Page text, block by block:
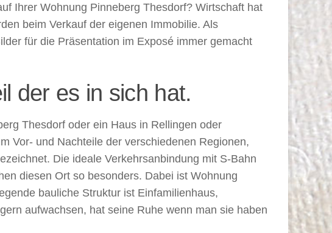
Ihrer Wohnung Pinneberg Thesdorf? Wirtschaft hat
beim Verkauf der eigenen Immobilie. Als
für die Präsentation im Exposé immer gemacht
der es in sich hat.
Thesdorf oder ein Haus in Rellingen oder
Vor- und Nachteile der verschiedenen Regionen,
Die ideale Verkehrsanbindung mit S-Bahn
diesen Ort so besonders. Dabei ist Wohnung
bauliche Struktur ist Einfamilienhaus,
aufwachsen, hat seine Ruhe wenn man sie haben